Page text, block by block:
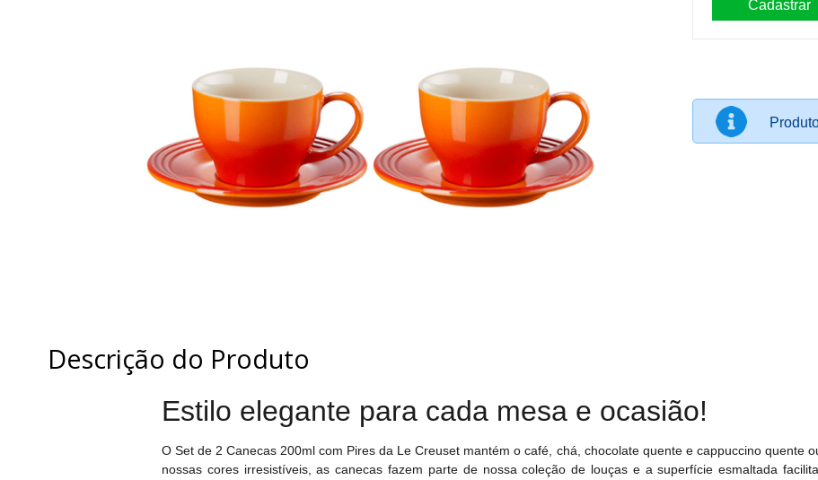
Descrição do Produto
Estilo elegante para cada mesa e ocasião!
O Set de 2 Canecas 200ml com Pires da Le Creuset mantém o café, chá, chocolate quente e cappuccino quente
nossas cores irresistíveis, as canecas fazem parte de nossa coleção de louças e a superfície esmaltada